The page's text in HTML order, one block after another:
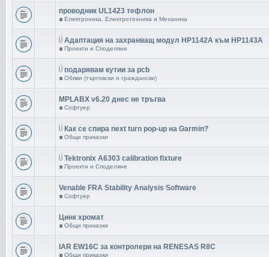
проводник UL1423 тефлон
в Електроника, Електротехника и Механика
Адаптация на захранващ модул HP1142A към HP1143A
в Проекти и Споделяне
подарявам кутии за pcb
в Обяви (търговски и граждански)
MPLABX v6.20 днес не тръгва
в Софтуер
Как се спира next turn pop-up на Garmin?
в Общи приказки
Tektronix A6303 calibration fixture
в Проекти и Споделяне
Venable FRA Stability Analysis Software
в Софтуер
Цинк хромат
в Общи приказки
IAR EW16C за контролери на RENESAS R8C
в Общи приказки